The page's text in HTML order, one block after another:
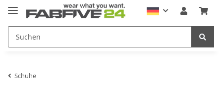
Schuhe